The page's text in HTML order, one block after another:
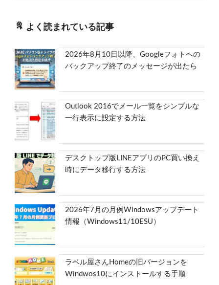
よく読まれている記事
2026年8月10日以降、Googleフォトへの
バックアップ終了のメッセージが出たら
Outlook 2016でメール一覧をシンプルな
一行表示に設定する方法
デスクトップ版LINEアプリのPC買い換え
時にデータ移行する方法
2026年7月の月例Windowsアップデート
情報（Windows11/10ESU）
ラベル屋さんHomeの旧バージョンを
Windwos10にインストールする手順